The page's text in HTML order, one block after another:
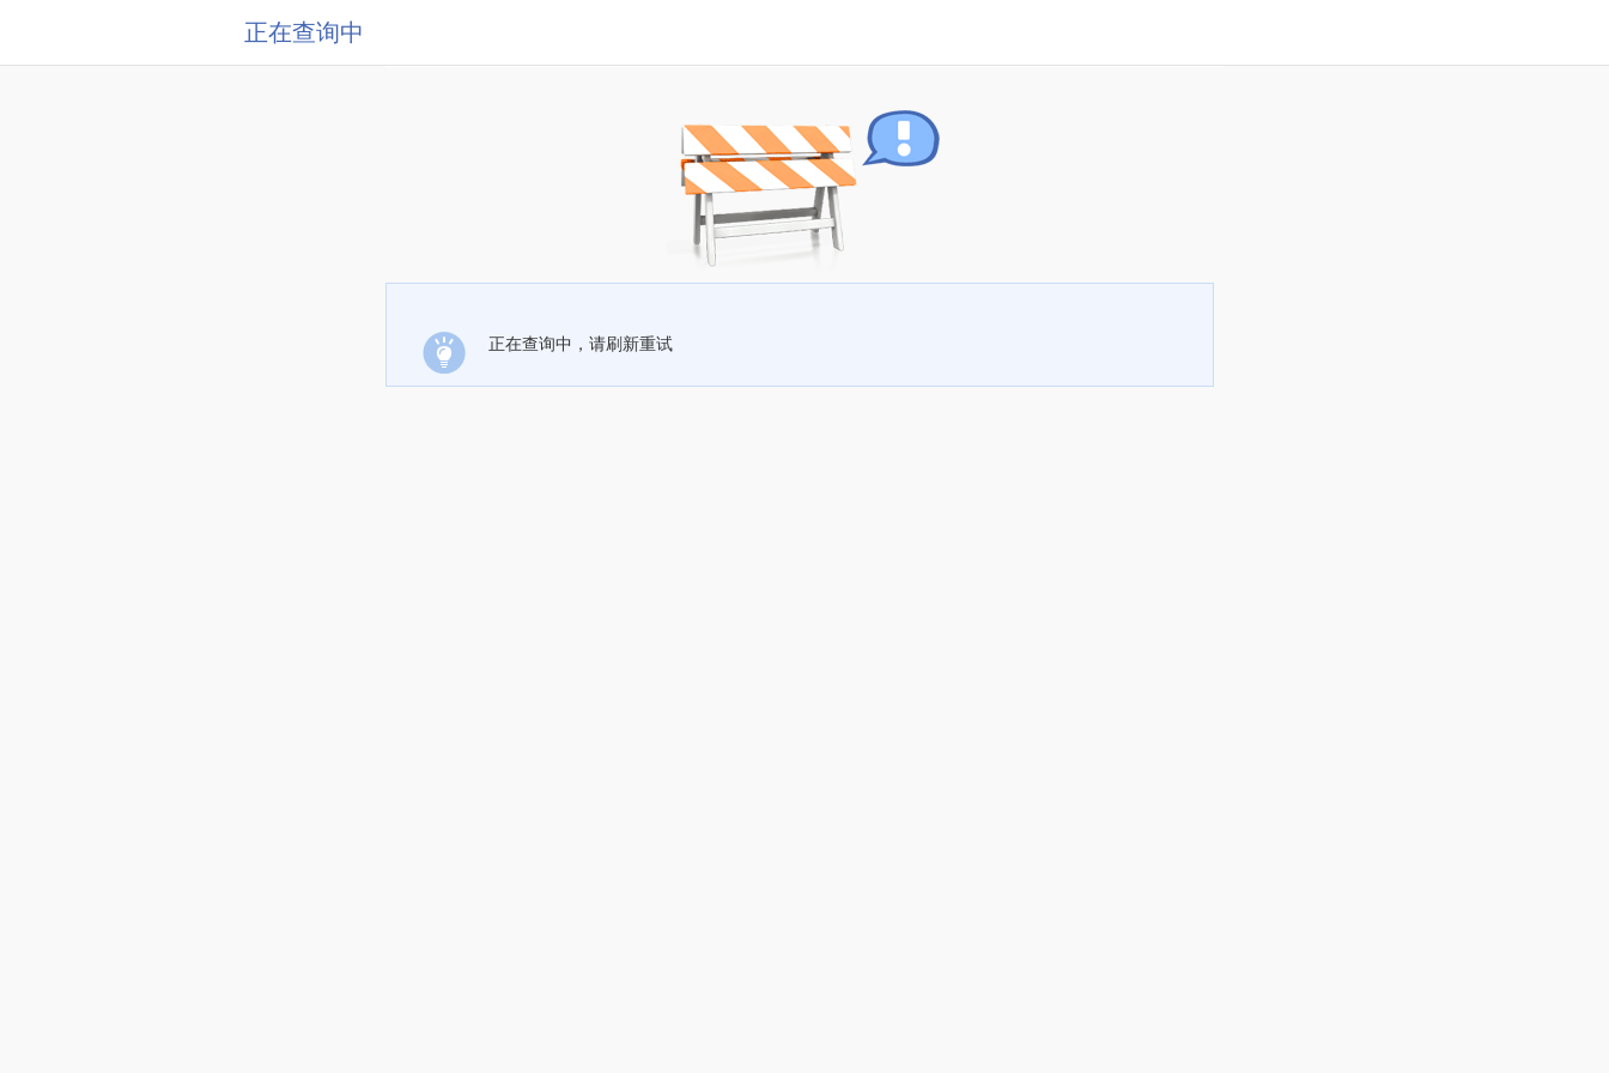
正在查询中
正在查询中，请刷新重试